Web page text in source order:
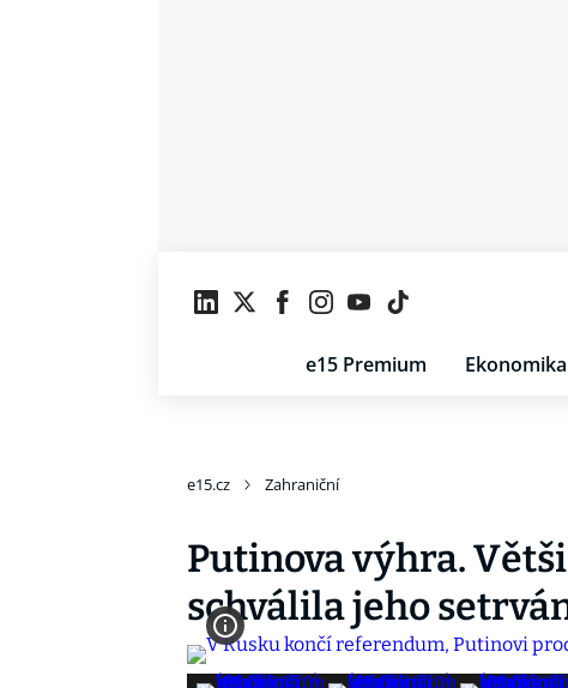
e15 Premium Ekonomika
e15.cz Zahraniční
Putinova výhra.
schválila jeho